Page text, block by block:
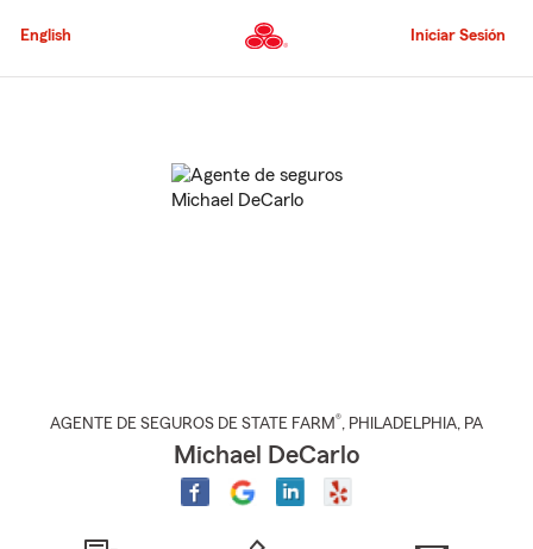
al
principal
English Iniciar Sesión
AGENTE DE SEGUROS DE STATE FARM®, PHILADELPHIA, PA
Michael DeCarlo